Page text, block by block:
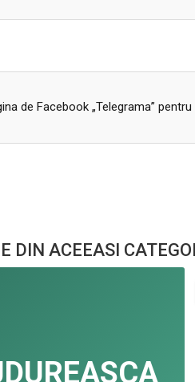
de Facebook „Telegrama”
DIN ACEEASI